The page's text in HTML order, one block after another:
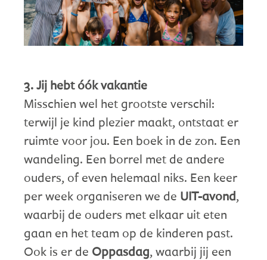
3. Jij hebt óók vakantie
Misschien wel het grootste verschil:
terwijl je kind plezier maakt, ontstaat er
ruimte voor jou. Een boek in de zon. Een
wandeling. Een borrel met de andere
ouders, of even helemaal niks. Een keer
per week organiseren we de UIT-avond,
waarbij de ouders met elkaar uit eten
gaan en het team op de kinderen past.
Ook is er de Oppasdag, waarbij jij een